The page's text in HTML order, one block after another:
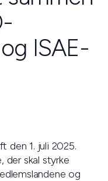
ISAE-
den 1. juli 2025.
der skal styrke
og